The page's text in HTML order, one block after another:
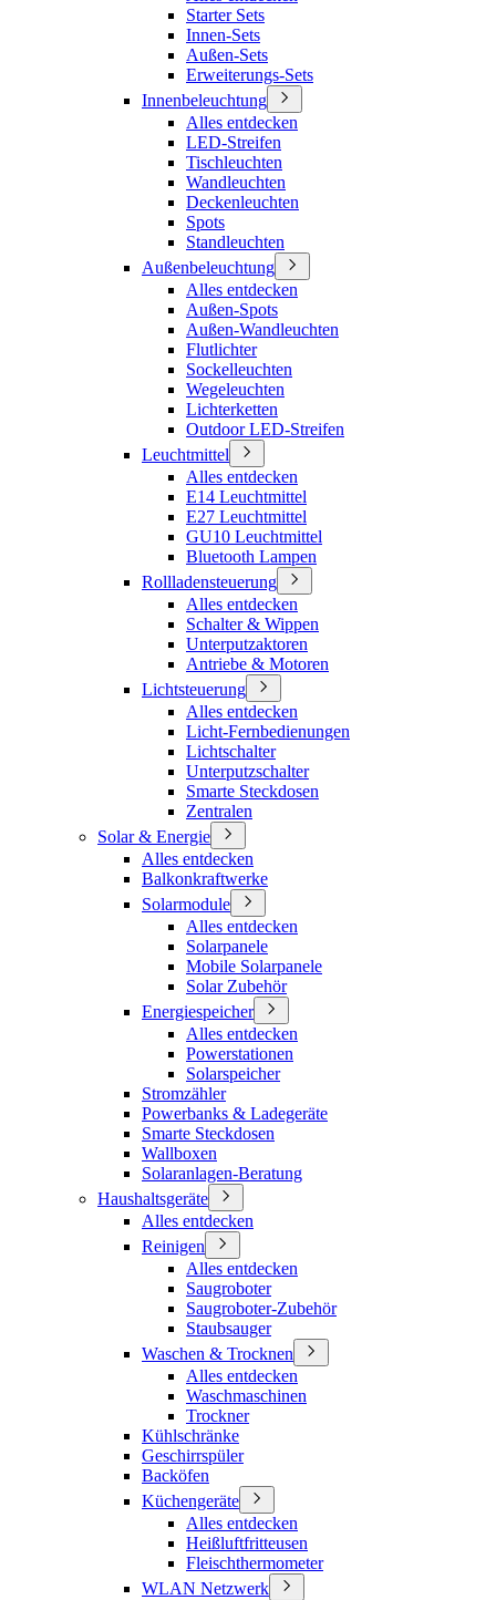
Starter Sets
Innen-Sets
Außen-Sets
Erweiterungs-Sets
Innenbeleuchtung
Alles entdecken
LED-Streifen
Tischleuchten
Wandleuchten
Deckenleuchten
Spots
Standleuchten
Außenbeleuchtung
Alles entdecken
Außen-Spots
Außen-Wandleuchten
Flutlichter
Sockelleuchten
Wegeleuchten
Lichterketten
Outdoor LED-Streifen
Leuchtmittel
Alles entdecken
E14 Leuchtmittel
E27 Leuchtmittel
GU10 Leuchtmittel
Bluetooth Lampen
Rollladensteuerung
Alles entdecken
Schalter & Wippen
Unterputzaktoren
Antriebe & Motoren
Lichtsteuerung
Alles entdecken
Licht-Fernbedienungen
Lichtschalter
Unterputzschalter
Smarte Steckdosen
Zentralen
Solar & Energie
Alles entdecken
Balkonkraftwerke
Solarmodule
Alles entdecken
Solarpanele
Mobile Solarpanele
Solar Zubehör
Energiespeicher
Alles entdecken
Powerstationen
Solarspeicher
Stromzähler
Powerbanks & Ladegeräte
Smarte Steckdosen
Wallboxen
Solaranlagen-Beratung
Haushaltsgeräte
Alles entdecken
Reinigen
Alles entdecken
Saugroboter
Saugroboter-Zubehör
Staubsauger
Waschen & Trocknen
Alles entdecken
Waschmaschinen
Trockner
Kühlschränke
Geschirrspüler
Backöfen
Küchengeräte
Alles entdecken
Heißluftfritteusen
Fleischthermometer
WLAN Netzwerk